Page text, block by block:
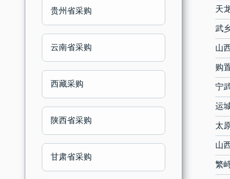
天
武
山
购
宁
运
太
山
繁
贵州省采购
云南省采购
西藏采购
陕西省采购
甘肃省采购